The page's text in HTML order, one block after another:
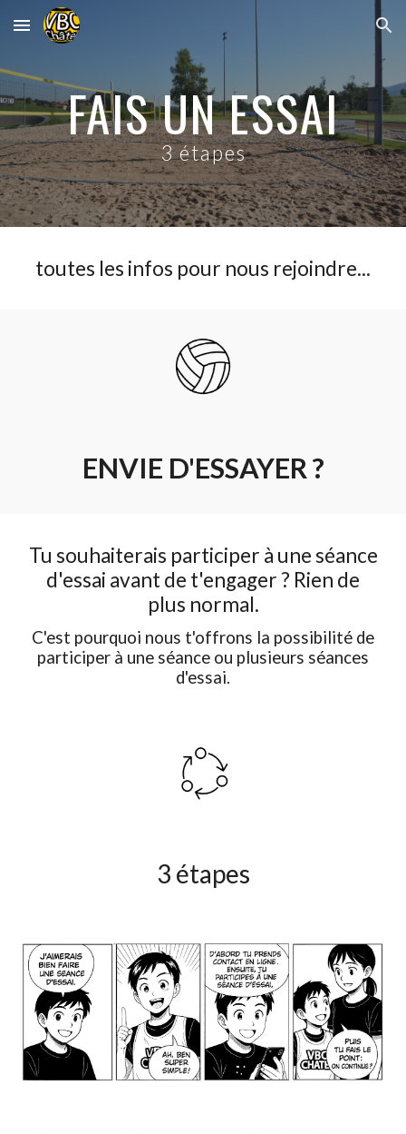
Skip to main content Skip to navigation
FAIS UN ESSAI
3 étapes
toutes les infos pour nous rejoindre...
ENVIE D'ESSAYER ?
Tu souhaiterais participer à une séance
d'essai avant de t'engager ? Rien de
plus normal.
C'est pourquoi nous t'offrons la possibilité de
participer à une séance ou plusieurs séances
d'essai.
3 étapes